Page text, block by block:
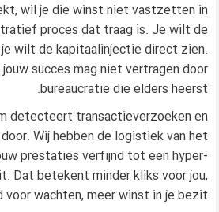
wil je die winst niet vastzetten in
proces dat traag is. Je wilt de
wilt de kapitaalinjectie direct zien.
succes mag niet vertragen door
bureaucratie die elders heerst.
detecteert transactieverzoeken en
Wij hebben de logistiek van het
prestaties verfijnd tot een hyper-
Dat betekent minder kliks voor jou,
voor wachten, meer winst in je bezit.